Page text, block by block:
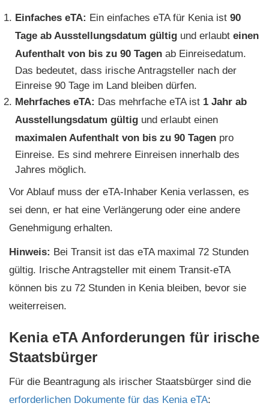
Einfaches eTA: Ein einfaches eTA für Kenia ist 90
Tage ab Ausstellungsdatum gültig und erlaubt einen
Aufenthalt von bis zu 90 Tagen ab Einreisedatum.
Das bedeutet, dass irische Antragsteller nach der
Einreise 90 Tage im Land bleiben dürfen.
Mehrfaches eTA: Das mehrfache eTA ist 1 Jahr ab
Ausstellungsdatum gültig und erlaubt einen
maximalen Aufenthalt von bis zu 90 Tagen pro
Einreise. Es sind mehrere Einreisen innerhalb des
Jahres möglich.
Vor Ablauf muss der eTA-Inhaber Kenia verlassen, es
sei denn, er hat eine Verlängerung oder eine andere
Genehmigung erhalten.
Hinweis: Bei Transit ist das eTA maximal 72 Stunden
gültig. Irische Antragsteller mit einem Transit-eTA
können bis zu 72 Stunden in Kenia bleiben, bevor sie
weiterreisen.
Kenia eTA Anforderungen für irische
Staatsbürger
Für die Beantragung als irischer Staatsbürger sind die
erforderlichen Dokumente für das Kenia eTA: